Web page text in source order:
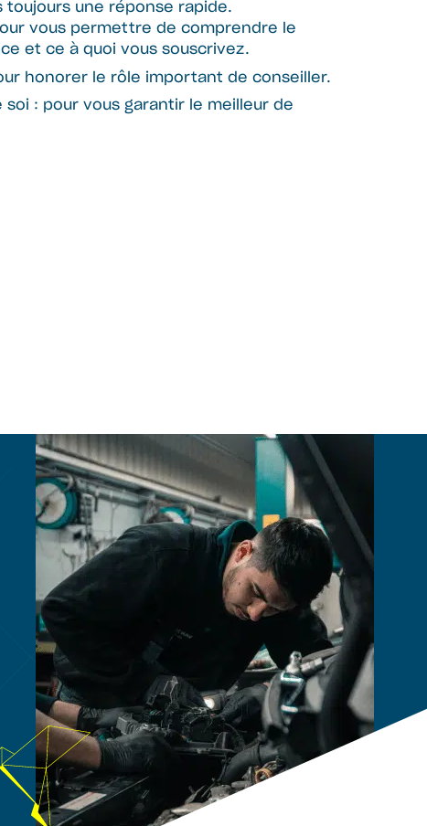
toujours une réponse rapide.
vous permettre de comprendre le
et ce à quoi vous souscrivez.
honorer le rôle important de conseiller.
soi : pour vous garantir le meilleur de